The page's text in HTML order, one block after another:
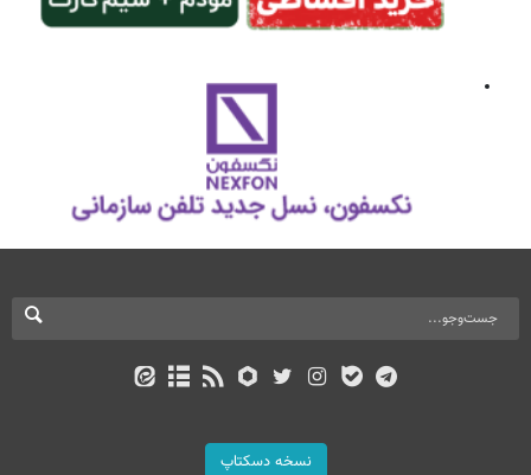
نسخه دسکتاپ